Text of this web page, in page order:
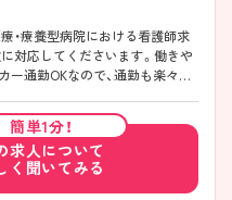
・療養型病院における看護師求
対応してくださいます。働きや
ー通勤OKなので、通勤も楽々で
簡単1分！
求人について
く聞いてみる